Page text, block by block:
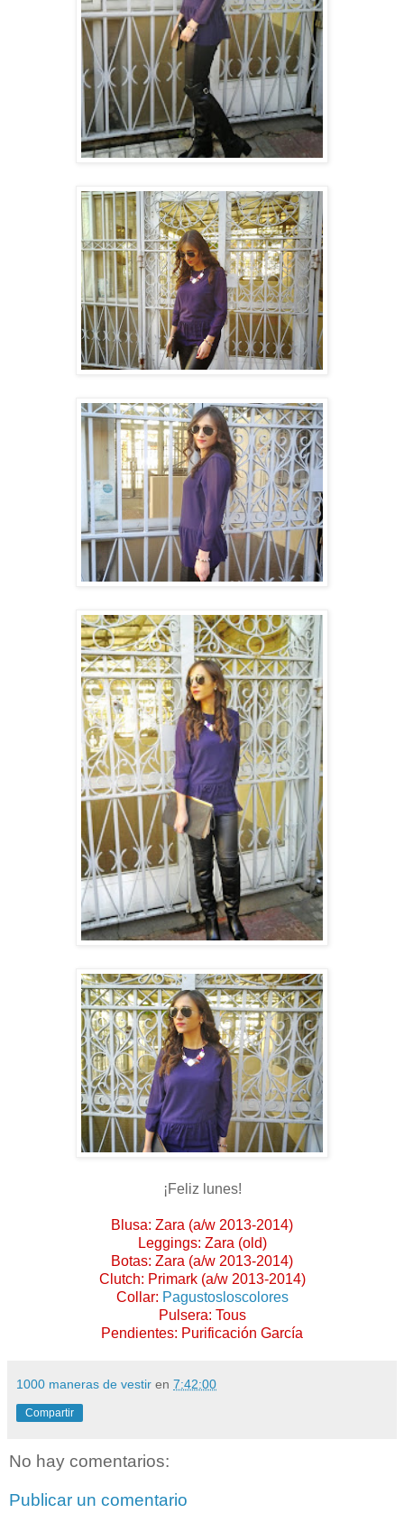
¡Feliz lunes!
Blusa: Zara (a/w 2013-2014)
Leggings: Zara (old)
Botas: Zara (a/w 2013-2014)
Clutch: Primark (a/w 2013-2014)
Collar: Pagustosloscolores
Pulsera: Tous
Pendientes: Purificación García
1000 maneras de vestir en 7:42:00
Compartir
No hay comentarios:
Publicar un comentario